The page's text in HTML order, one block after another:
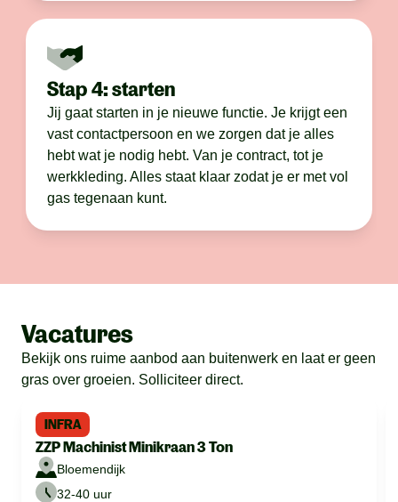
Stap 4: starten
Jij gaat starten in je nieuwe functie. Je krijgt een
vast contactpersoon en we zorgen dat je alles
hebt wat je nodig hebt. Van je contract, tot je
werkkleding. Alles staat klaar zodat je er met vol
gas tegenaan kunt.
Vacatures
Bekijk ons ruime aanbod aan buitenwerk en laat er geen
gras over groeien. Solliciteer direct.
INFRA
ZZP Machinist Minikraan 3 Ton
Bloemendijk
32-40 uur